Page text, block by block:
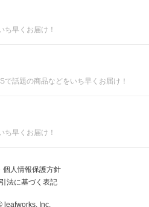
ち早くお届け！
話題の商品などをいち早くお届け！
ち早くお届け！
個人情報保護方針
法に基づく表記
leafworks, Inc.